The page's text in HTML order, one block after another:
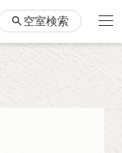
空室検索